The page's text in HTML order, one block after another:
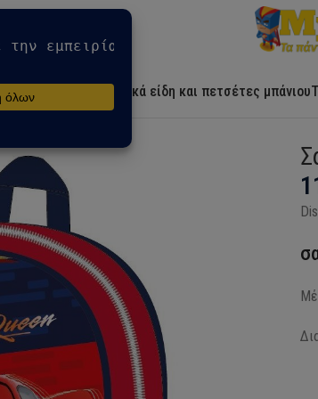
Λευκά είδη και πετσέτες μπάνιου
Flame, τσάντα 30 cm